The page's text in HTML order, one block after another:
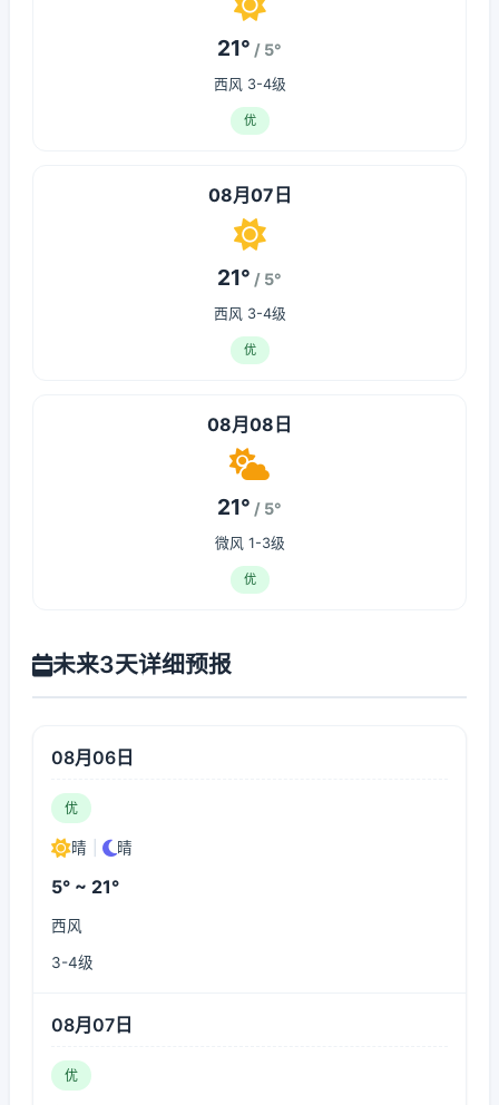
21° / 5°
西风 3-4级
优
08月07日
21° / 5°
西风 3-4级
优
08月08日
21° / 5°
微风 1-3级
优
未来3天详细预报
08月06日
优
晴 晴
5° ~ 21°
西风
3-4级
08月07日
优